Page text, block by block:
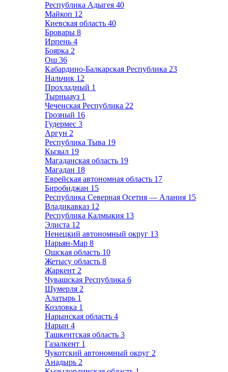
Республика Адыгея 40
Майкоп 12
Киевская область 40
Бровары 8
Ирпень 4
Боярка 2
Ош 36
Кабардино-Балкарская Республика 23
Нальчик 12
Прохладный 1
Тырныауз 1
Чеченская Республика 22
Грозный 16
Гудермес 3
Аргун 2
Республика Тыва 19
Кызыл 19
Магаданская область 19
Магадан 18
Еврейская автономная область 17
Биробиджан 15
Республика Северная Осетия — Алания 15
Владикавказ 12
Республика Калмыкия 13
Элиста 12
Ненецкий автономный округ 13
Нарьян-Мар 8
Ошская область 10
Жетысу область 8
Жаркент 2
Чувашская Республика 6
Шумерля 2
Алатырь 1
Козловка 1
Нарынская область 4
Нарын 4
Ташкентская область 3
Газалкент 1
Чукотский автономный округ 2
Анадырь 2